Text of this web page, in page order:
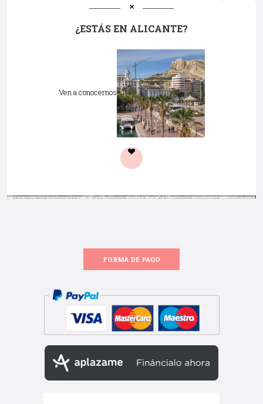
¿ESTÁS EN ALICANTE?
Ven a conocernos
FORMA DE PAGO